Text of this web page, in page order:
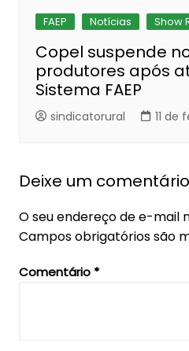
FAEP Notícias Show
Copel suspende
produtores após
Sistema FAEP
sindicatorural 11 de
Deixe um comentário
O seu endereço de e-mail
Campos obrigatórios são
Comentário *